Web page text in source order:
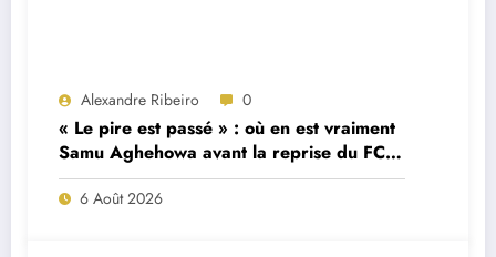
Alexandre Ribeiro 0
« Le pire est passé » : où en est vraiment
Samu Aghehowa avant la reprise du FC
Porto ?
6 Août 2026